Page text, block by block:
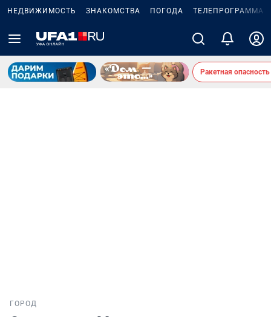
НЕДВИЖИМОСТЬ ЗНАКОМСТВА ПОГОДА ТЕЛЕПРОГРАММА
Ракетная
ГОРОД